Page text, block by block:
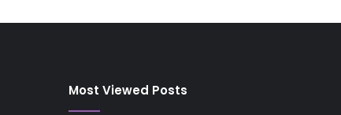
Most Viewed Posts